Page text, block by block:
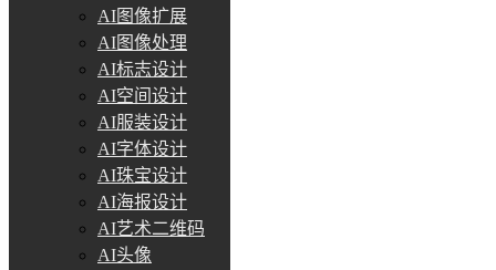
AI图像扩展
AI图像处理
AI标志设计
AI空间设计
AI服装设计
AI字体设计
AI珠宝设计
AI海报设计
AI艺术二维码
AI头像